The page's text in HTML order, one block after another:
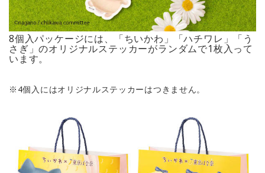
8個入パッケージには、「ちいかわ」「ハチワレ」「う
さぎ」のオリジナルステッカーがランダムで1枚入って
います。
※4個入にはオリジナルステッカーはつきません。